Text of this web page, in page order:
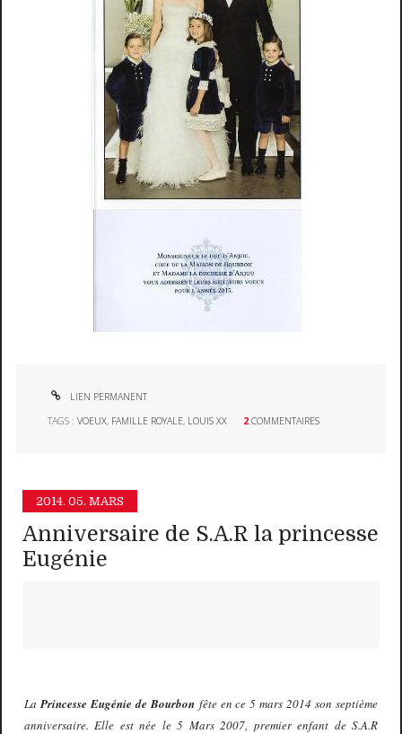
LIEN PERMANENT
TAGS :VOEUX, FAMILLE ROYALE, LOUIS XX 2 COMMENTAIRES
2014. 05. MARS
Anniversaire de S.A.R la princesse
Eugénie
LaPrincesse Eugénie de Bourbonfête en ce 5 mars 2014 son septième
anniversaire. Elle est née le 5 Mars 2007, premier enfant de S.A.R